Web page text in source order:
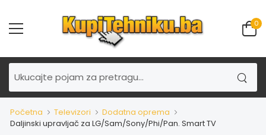
0
Početna Televizori
Dodatna oprema
Daljinski upravljač za LG/Sam/Sony/Phi/Pan. Smart TV